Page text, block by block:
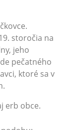
storočia na
jeho
pečatného
ktoré sa v
erb obce.